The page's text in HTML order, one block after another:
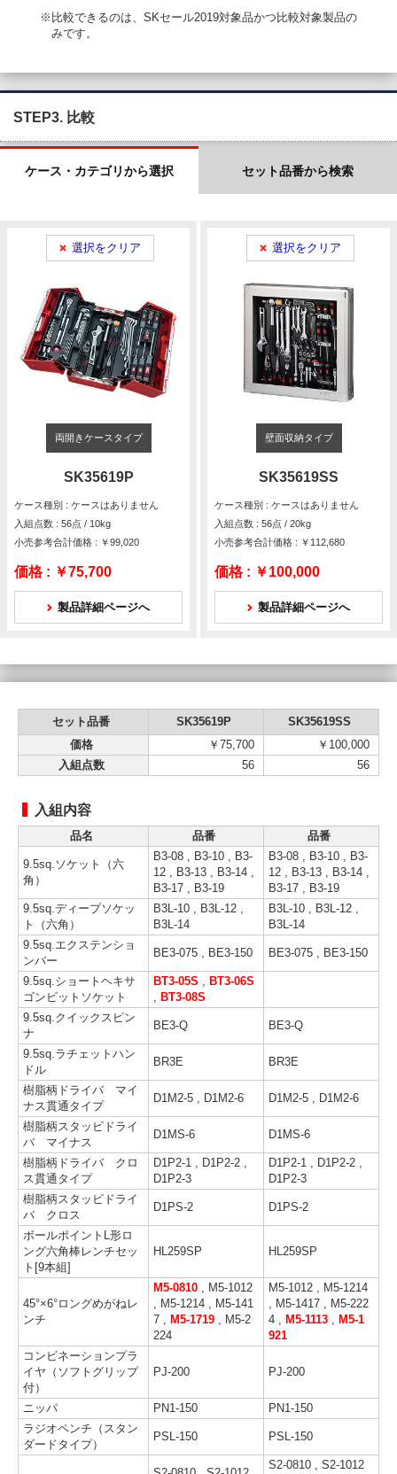
※比較できるのは、SKセール2019対象品かつ比較対象製品の
みです。
STEP3. 比較
ケース・カテゴリから選択 セット品番から検索
選択をクリア
両開きケースタイプ
SK35619P
ケース種別 : ケースはありません
入組点数 : 56点 / 10kg
小売参考合計価格 : ￥99,020
価格 : ￥75,700
製品詳細ページへ
選択をクリア
壁面収納タイプ
SK35619SS
ケース種別 : ケースはありません
入組点数 : 56点 / 20kg
小売参考合計価格 : ￥112,680
価格 : ￥100,000
製品詳細ページへ
セット品番 SK35619P
SK35619SS
価格
￥75,700
￥100,000
入組点数
56 56
入組内容
品名 品番 品番
9.5sq.ソケット（六
角）
B3-08 , B3-10 , B3-
12 , B3-13 , B3-14 ,
B3-17 , B3-19
B3-08 , B3-10 , B3-
12 , B3-13 , B3-14 ,
B3-17 , B3-19
9.5sq.ディープソケッ
ト（六角）
B3L-10 , B3L-12 ,
B3L-14
B3L-10 , B3L-12 ,
B3L-14
9.5sq.エクステンショ
ンバー
BE3-075 , BE3-150 BE3-075 , BE3-150
9.5sq.ショートヘキサ
ゴンビットソケット
BT3-05S
BT3-06S
BT3-08S
9.5sq.クイックスピン
ナ
BE3-Q BE3-Q
9.5sq.ラチェットハン
ドル
BR3E BR3E
樹脂柄ドライバ マイ
ナス貫通タイプ
D1M2-5 , D1M2-6 D1M2-5 , D1M2-6
樹脂柄スタッビドライ
バ マイナス
D1MS-6 D1MS-6
樹脂柄ドライバ クロ
ス貫通タイプ
D1P2-1 , D1P2-2 ,
D1P2-3
D1P2-1 , D1P2-2 ,
D1P2-3
樹脂柄スタッビドライ
バ クロス
D1PS-2 D1PS-2
ボールポイントL形ロ
ング六角棒レンチセッ
ト[9本組]
HL259SP HL259SP
45°×6°ロングめがねレ
ンチ
M5-0810 , M5-1012
, M5-1214 , M5-141
7 , M5-1719 , M5-2
224
M5-1012 , M5-1214
, M5-1417 , M5-222
4 , M5-1113
M5-1
921
コンビネーションプラ
イヤ（ソフトグリップ
付）
PJ-200 PJ-200
ニッパ PN1-150
PN1-150
ラジオペンチ（スタン
ダードタイプ）
PSL-150 PSL-150
S2-0810 , S2-1012